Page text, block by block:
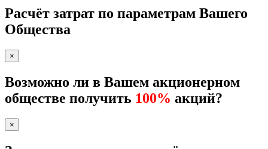
Расчёт затрат по параметрам Вашего
Общества
×
Возможно ли в Вашем акционерном
обществе получить 100% акций?
×